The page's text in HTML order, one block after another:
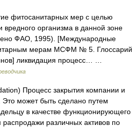
фитосанитарных мер с целью
вредного организма в данной зоне
ФАО, 1995). [Mеждународные
мерам МСФМ № 5. Глоссарий
ликвидация процесс… …
Процесс закрытия компании и
Это может быть сделано путем
в качестве функционирующего
различных активов по